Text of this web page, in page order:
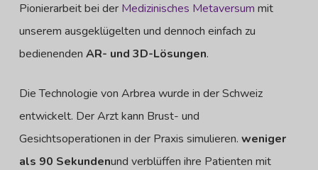
Pionierarbeit bei der Medizinisches Metaversum mit
unserem ausgeklügelten und dennoch einfach zu
bedienenden AR- und 3D-Lösungen.
Die Technologie von Arbrea wurde in der Schweiz
entwickelt. Der Arzt kann Brust- und
Gesichtsoperationen in der Praxis simulieren. weniger
als 90 Sekundenund verblüffen ihre Patienten mit